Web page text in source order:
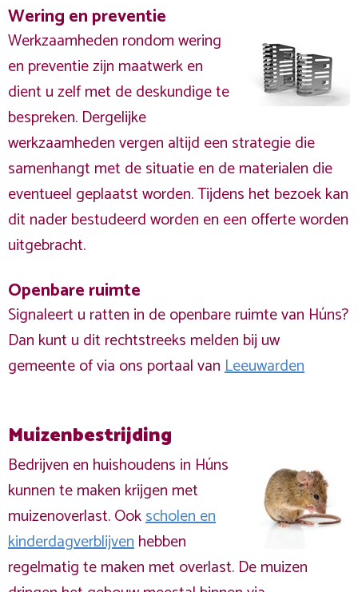
Wering en preventie
Werkzaamheden rondom wering
en preventie zijn maatwerk en
dient u zelf met de deskundige te
bespreken. Dergelijke
werkzaamheden vergen altijd een strategie die
samenhangt met de situatie en de materialen die
eventueel geplaatst worden. Tijdens het bezoek kan
dit nader bestudeerd worden en een offerte worden
uitgebracht.
Openbare ruimte
Signaleert u ratten in de openbare ruimte van Húns?
Dan kunt u dit rechtstreeks melden bij uw
gemeente of via ons portaal vanLeeuwarden
Muizenbestrijding
Bedrijven en huishoudens in Húns
kunnen te maken krijgen met
muizenoverlast. Ookscholen en
kinderdagverblijvenhebben
regelmatig te maken met overlast. De muizen